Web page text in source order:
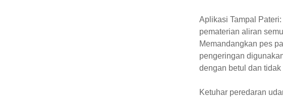
Aplikasi Tampal
pematerian aliran
Memandangkan pes
pengeringan
dengan betul dan
Ketuhar peredaran